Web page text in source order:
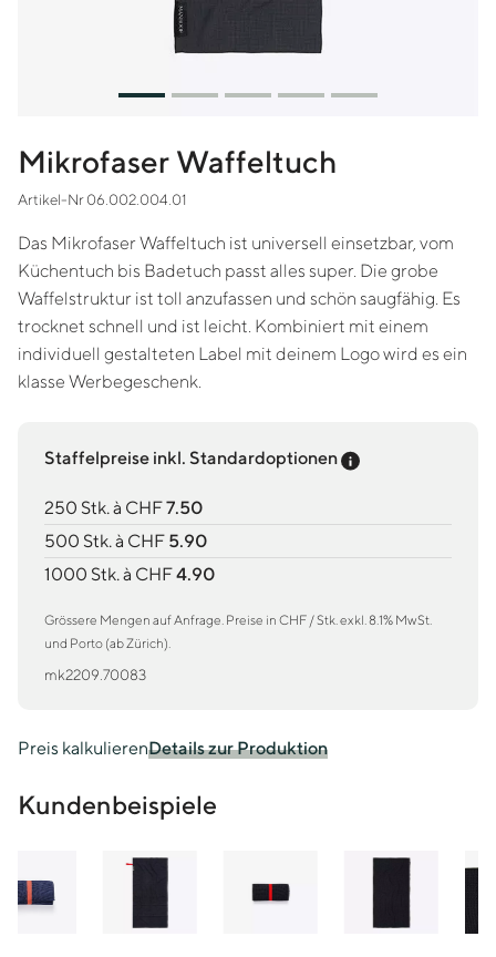
Mikrofaser Waffeltuch
Artikel-Nr 06.002.004.01
Das Mikrofaser Waffeltuch ist universell einsetzbar, vom
Küchentuch bis Badetuch passt alles super. Die grobe
Waffelstruktur ist toll anzufassen und schön saugfähig. Es
trocknet schnell und ist leicht. Kombiniert mit einem
individuell gestalteten Label mit deinem Logo wird es ein
klasse Werbegeschenk.
Staffelpreise inkl. Standardoptionen Preis-Tooltip
250 Stk. à CHF7.50
500 Stk. à CHF 5.90
1000 Stk. à CHF4.90
Grössere Mengen auf Anfrage. Preise in CHF / Stk. exkl. 8.1% MwSt.
und Porto (ab Zürich).
mk2209.70083
Preis kalkulierenDetails zur Produktion
Kundenbeispiele